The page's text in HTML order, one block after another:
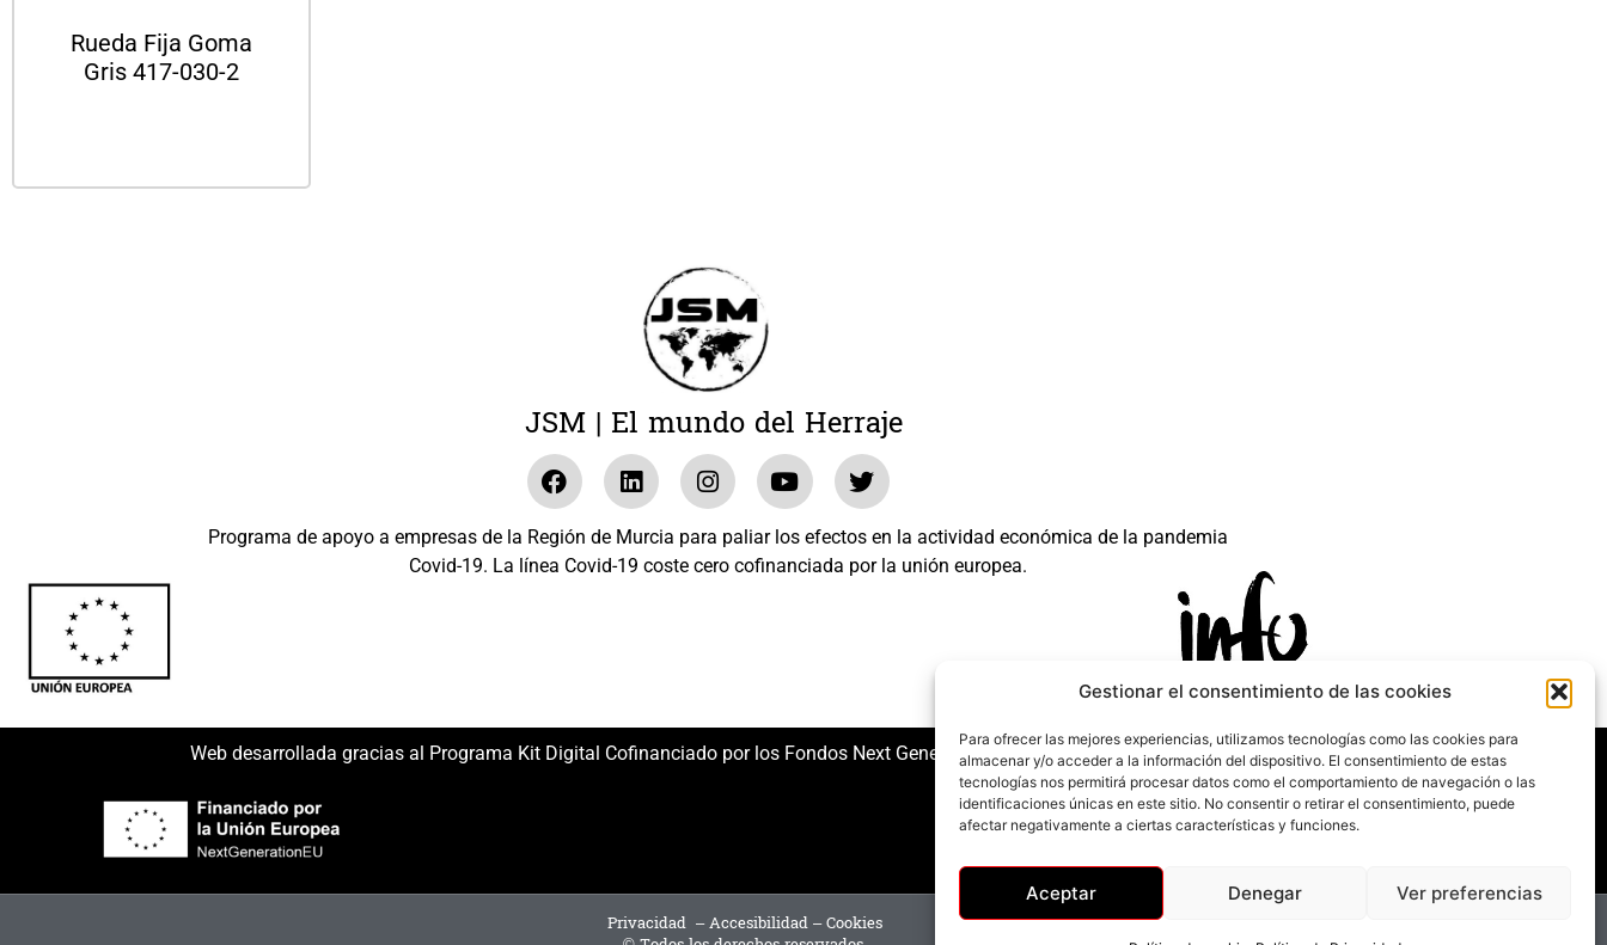
Gestionar el consentimiento de las cookies
Para ofrecer las mejores experiencias, utilizamos tecnologías como las cookies para
almacenar y/o acceder a la información del dispositivo. El consentimiento de estas
tecnologías nos permitirá procesar datos como el comportamiento de navegación o las
identificaciones únicas en este sitio. No consentir o retirar el consentimiento, puede
afectar negativamente a ciertas características y funciones.
Aceptar Denegar Ver preferencias
Rueda Fija Goma
Gris 417-030-2
JSM | El mundo del Herraje
Programa de apoyo a empresas de la Región de Murcia para paliar los efectos en la actividad económica de la pandemia
Covid-19. La línea Covid-19 coste cero cofinanciada por la unión europea.
Web desarrollada gracias al Programa Kit Digital Cofinanciado por los Fondos Next Generation (EU) del mecanismo de Recuperación y Resilencia.
Privacidad –Accesibilidad–Cookies